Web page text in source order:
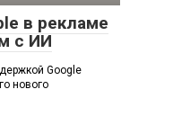
в рекламе
с ИИ
Google
нового